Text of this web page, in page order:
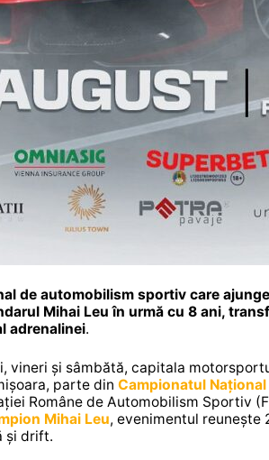
de automobilism sportiv care
Mihai Leu în urmă cu 8 ani,
adrenalinei.
vineri și sâmbătă, capitala
parte din Campionatul
Române de Automobilism Sportiv
Mihai Leu, evenimentul
și drift.